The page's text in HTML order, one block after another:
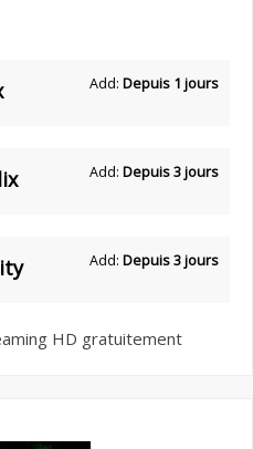
Add: Depuis 1 jours
Add: Depuis 3 jours
Add: Depuis 3 jours
HD gratuitement